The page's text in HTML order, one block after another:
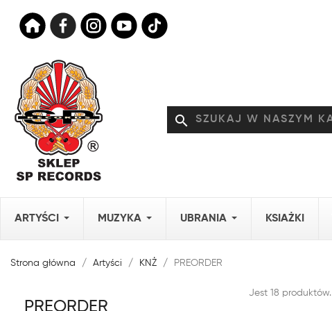
search
ARTYŚCI MUZYKA UBRANIA KSIAŻKI
Strona główna Artyści KNŻ PREORDER
PREORDER
Jest 18 produktów.